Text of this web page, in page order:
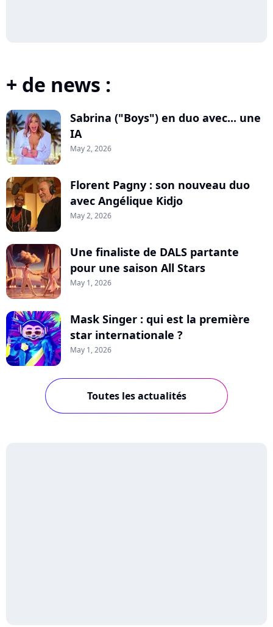
+ de news :
Sabrina ("Boys") en duo avec... une
IA
May 2, 2026
Florent Pagny : son nouveau duo
avec Angélique Kidjo
May 2, 2026
Une finaliste de DALS partante
pour une saison All Stars
May 1, 2026
Mask Singer : qui est la première
star internationale ?
May 1, 2026
Toutes les actualités